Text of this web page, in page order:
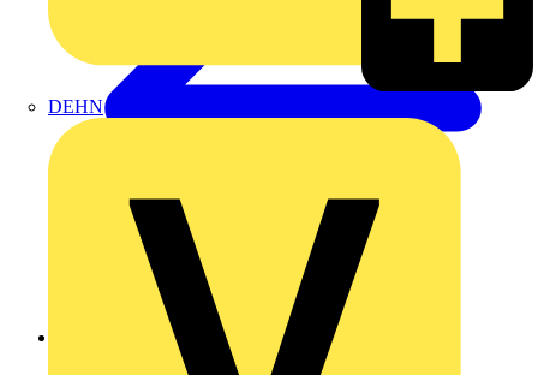
DEHN
Zurück zu Produkte